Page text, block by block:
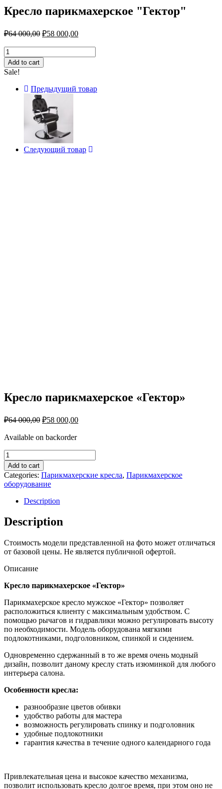
Кресло парикмахерское "Гектор"
₽64 000,00 ₽58 000,00
Кресло
парикмахерское
"Гектор"
quantity
Add to cart
Sale!
Предыдущий товар
Следующий товар
Кресло парикмахерское «Гектор»
₽64 000,00 ₽58 000,00
Available on backorder
Кресло
парикмахерское
"Гектор"
quantity
Add to cart
Categories: Парикмахерские кресла, Парикмахерское
оборудование
Description
Description
Стоимость модели представленной на фото может отличаться
от базовой цены. Не является публичной офертой.
Описание
Кресло парикмахерское «Гектор»
Парикмахерское кресло мужское «Гектор» позволяет
расположиться клиенту с максимальным удобством. С
помощью рычагов и гидравлики можно регулировать высоту
по необходимости. Модель оборудована мягкими
подлокотниками, подголовником, спинкой и сидением.
Одновременно сдержанный в то же время очень модный
дизайн, позволит даному креслу стать изюминкой для любого
интерьера салона.
Особенности кресла:
разнообразие цветов обивки
удобство работы для мастера
возможность регулировать спинку и подголовник
удобные подлокотники
гарантия качества в течение одного календарного года
Привлекательная цена и высокое качество механизма,
позволит использовать кресло долгое время, при этом оно не